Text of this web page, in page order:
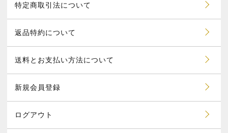
特定商取引法について
返品特約について
送料とお支払い方法について
新規会員登録
ログアウト